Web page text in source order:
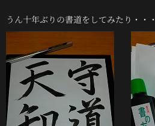
うん十年ぶりの書道をしてみたり・・・